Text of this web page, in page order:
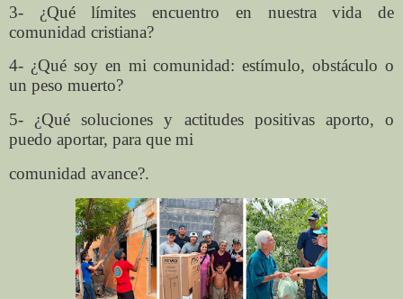
3- ¿Qué límites encuentro en nuestra vida de
comunidad cristiana?
4- ¿Qué soy en mi comunidad: estímulo, obstáculo o
un peso muerto?
5- ¿Qué soluciones y actitudes positivas aporto, o
puedo aportar, para que mi
comunidad avance?.